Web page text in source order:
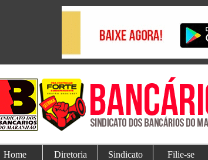
Home Diretoria Sindicato Filie-se